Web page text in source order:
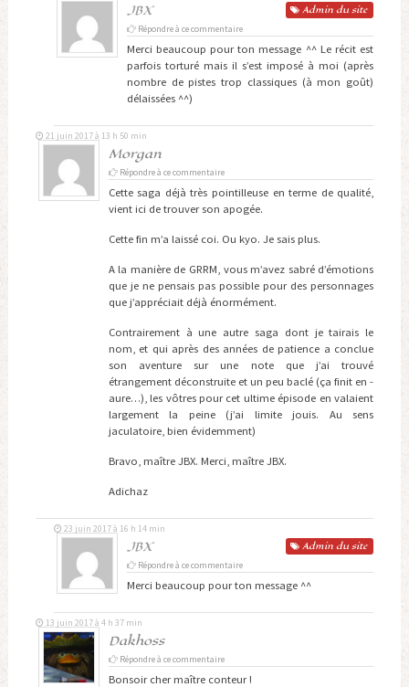
JBX Admin du site
Répondre à ce commentaire
Merci beaucoup pour ton message ^^ Le récit est
parfois torturé mais il s’est imposé à moi (après
nombre de pistes trop classiques (à mon goût)
délaissées ^^)
Morgan
21 juin 2017 à 13 h 50 min
Répondre à ce commentaire
Cette saga déjà très pointilleuse en terme de qualité,
vient ici de trouver son apogée.
Cette fin m’a laissé coi. Ou kyo. Je sais plus.
A la manière de GRRM, vous m’avez sabré d’émotions
que je ne pensais pas possible pour des personnages
que j’appréciait déjà énormément.
Contrairement à une autre saga dont je tairais le
nom, et qui après des années de patience a conclue
son aventure sur une note que j’ai trouvé
étrangement déconstruite et un peu baclé (ça finit en -
aure…), les vôtres pour cet ultime épisode en valaient
largement la peine (j’ai limite jouis. Au sens
jaculatoire, bien évidemment)
Bravo, maître JBX. Merci, maître JBX.
Adichaz
JBX Admin du site
23 juin 2017 à 16 h 14 min
Répondre à ce commentaire
Merci beaucoup pour ton message ^^
Dakhoss
13 juin 2017 à 4 h 37 min
Répondre à ce commentaire
Bonsoir cher maître conteur !